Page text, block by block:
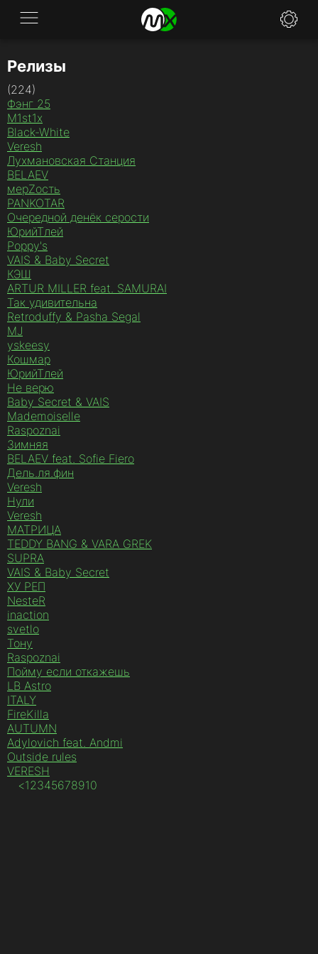
Application
FAQ
Specifications
Policies
Contacts
Релизы
(224)
Фэнг 25
M1st1x
Black-White
Veresh
Лухмановская Станция
BELAEV
мерZость
PANKOTAR
Очередной денёк серости
ЮрийТлей
Poppy's
VAIS & Baby Secret
КЭШ
ARTUR MILLER feat. SAMURAI
Так удивительна
Retroduffy & Pasha Segal
MJ
yskeesy
Кошмар
ЮрийТлей
Не верю
Baby Secret & VAIS
Mademoiselle
Raspoznai
Зимняя
BELAEV feat. Sofie Fiero
Дель.ля.фин
Veresh
Нули
Veresh
МАТРИЦА
TEDDY BANG & VARA GREK
SUPRA
VAIS & Baby Secret
ХУ РЕП
NesteR
inaction
svetlo
Тону
Raspoznai
Пойму если откажешь
LB Astro
ITALY
FireKilla
AUTUMN
Adylovich feat. Andmi
Outside rules
VERESH
<12345678910